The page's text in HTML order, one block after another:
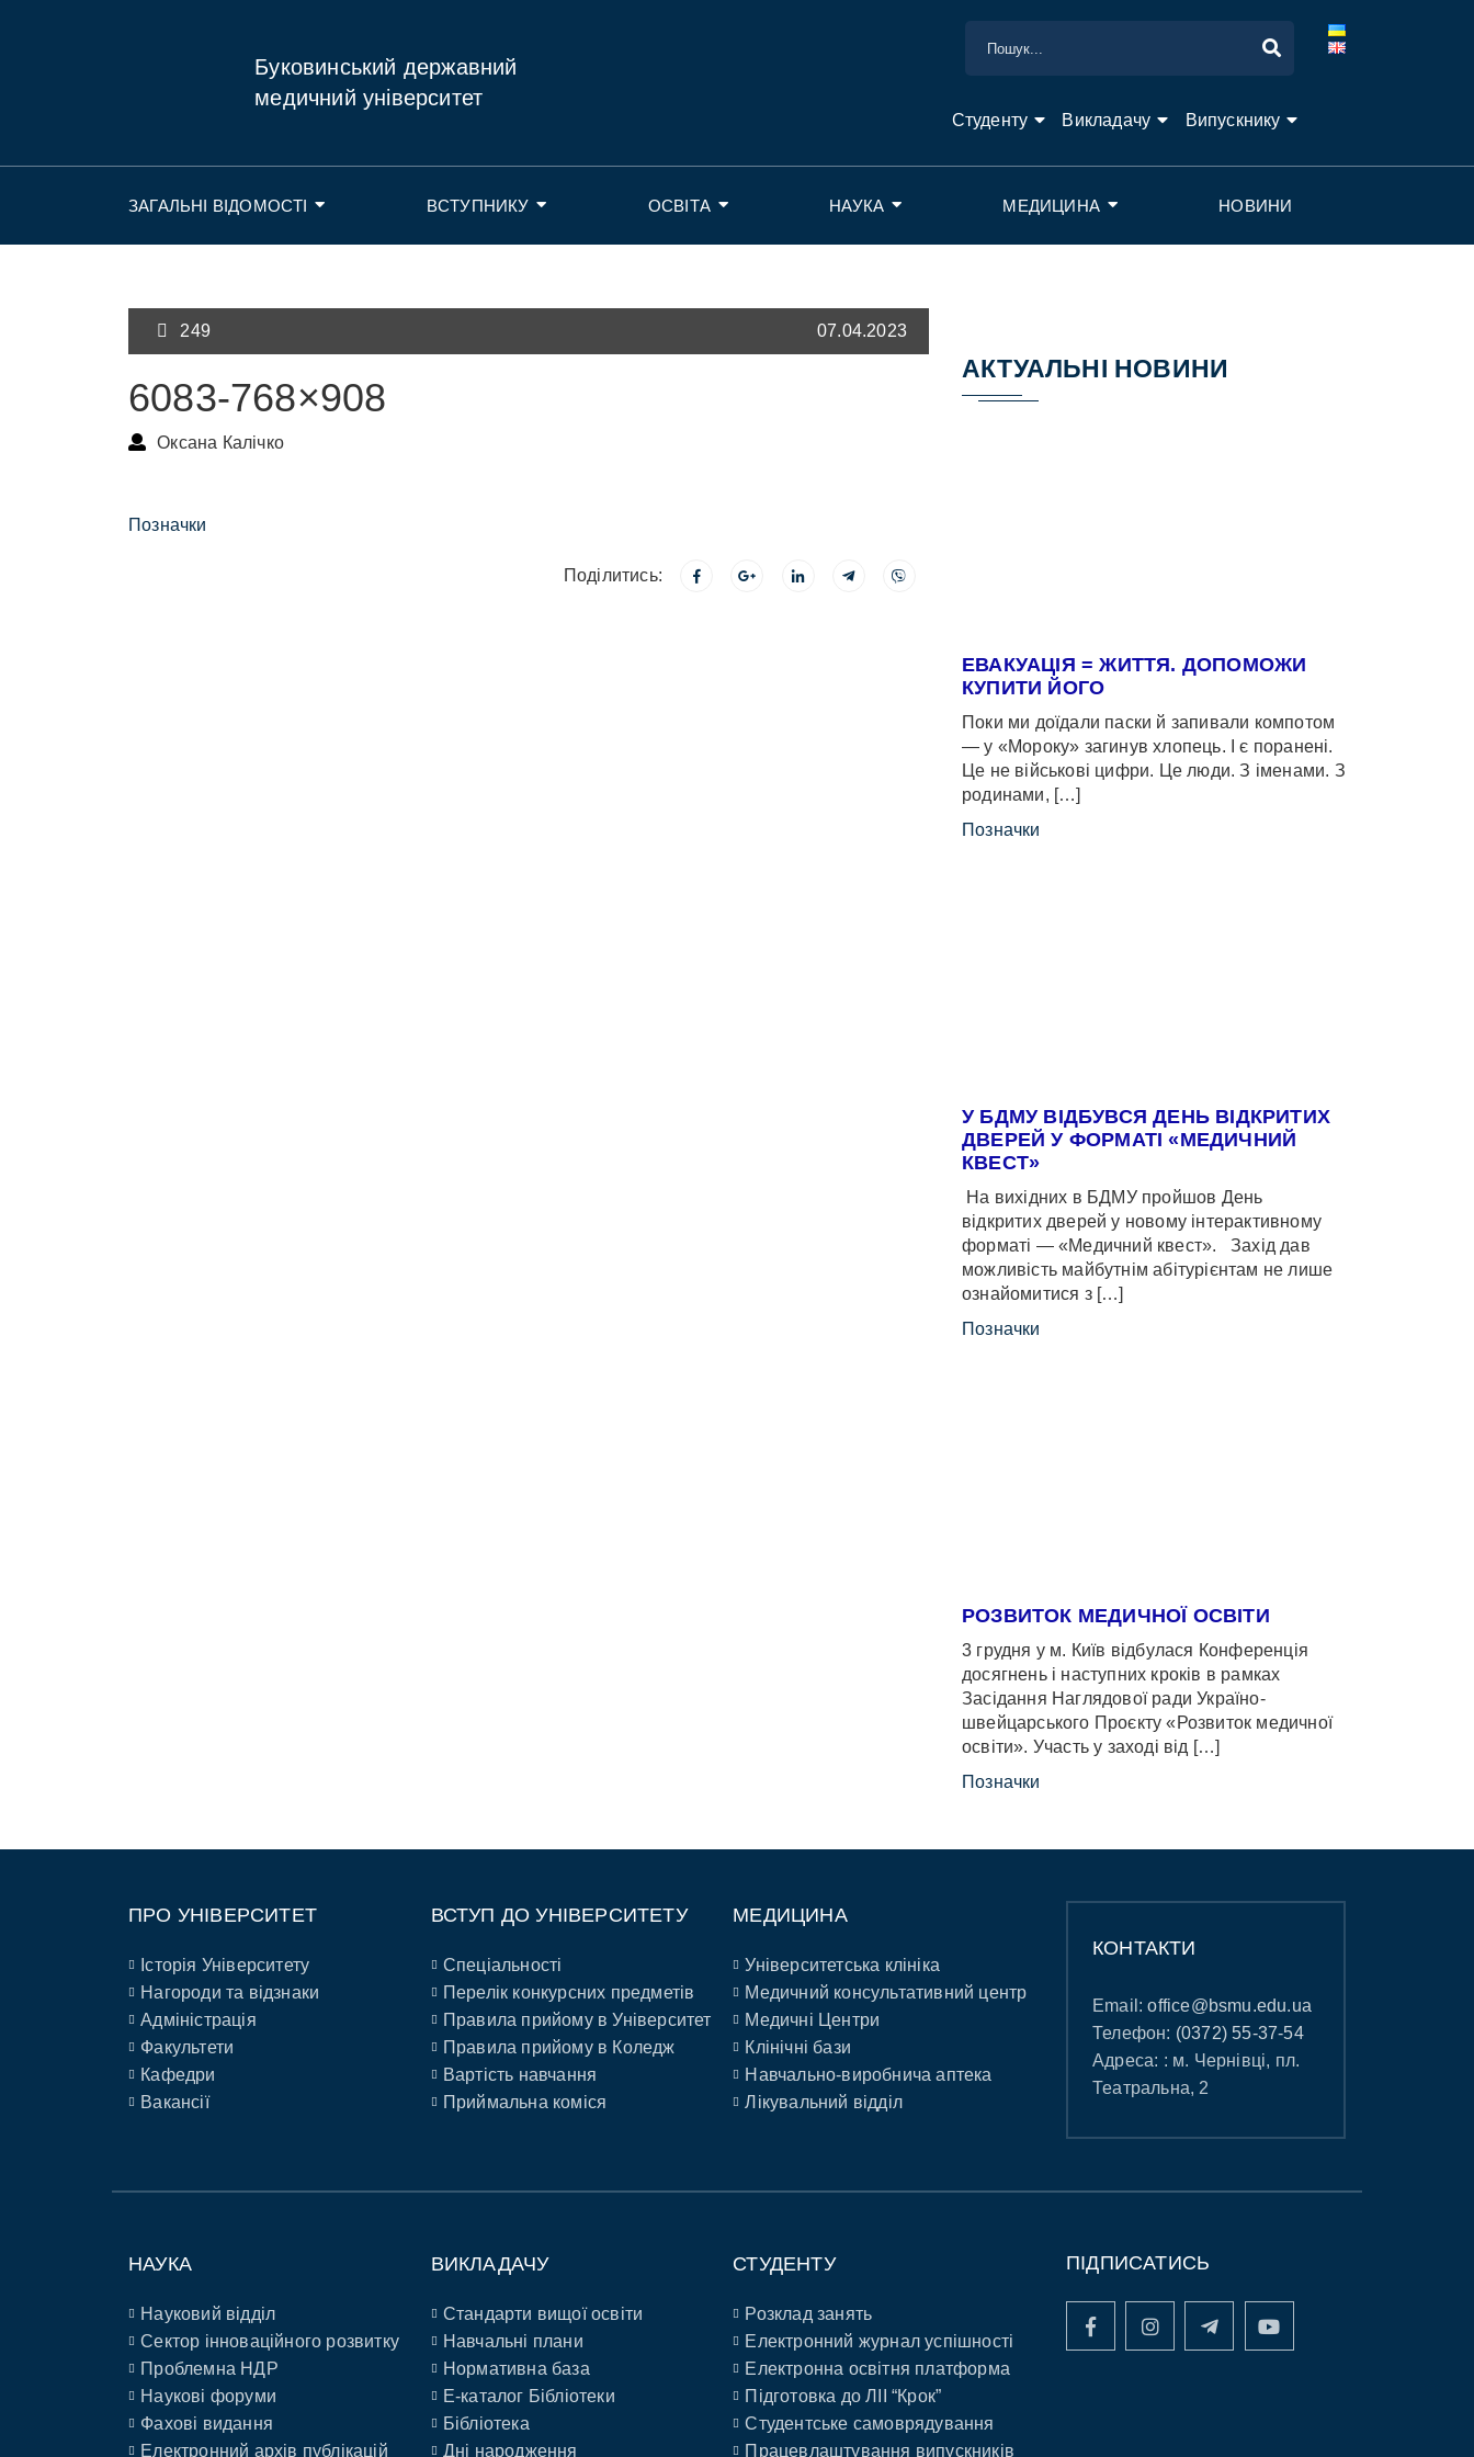
Буковинський державний
медичний університет
Студенту Викладачу Випускнику
ЗАГАЛЬНІ ВІДОМОСТІ ВСТУПНИКУ ОСВІТА НАУКА МЕДИЦИНА НОВИНИ
249 07.04.2023
6083-768×908
Оксана Калічко
Позначки
Поділитись:
АКТУАЛЬНІ НОВИНИ
ЕВАКУАЦІЯ = ЖИТТЯ. ДОПОМОЖИ
КУПИТИ ЙОГО
Поки ми доїдали паски й запивали компотом
— у «Мороку» загинув хлопець. І є поранені.
Це не військові цифри. Це люди. З іменами. З
родинами, […]
Позначки
У БДМУ ВІДБУВСЯ ДЕНЬ ВІДКРИТИХ
ДВЕРЕЙ У ФОРМАТІ «МЕДИЧНИЙ
КВЕСТ»
На вихідних в БДМУ пройшов День
відкритих дверей у новому інтерактивному
форматі — «Медичний квест». Захід дав
можливість майбутнім абітурієнтам не лише
ознайомитися з […]
Позначки
РОЗВИТОК МЕДИЧНОЇ ОСВІТИ
3 грудня у м. Київ відбулася Конференція
досягнень і наступних кроків в рамках
Засідання Наглядової ради Україно-
швейцарського Проєкту «Розвиток медичної
освіти». Участь у заході від […]
Позначки
ПРО УНІВЕРСИТЕТ
Історія Університету
Нагороди та відзнаки
Адміністрація
Факультети
Кафедри
Вакансії
ВСТУП ДО УНІВЕРСИТЕТУ
Спеціальності
Перелік конкурсних предметів
Правила прийому в Університет
Правила прийому в Коледж
Вартість навчання
Приймальна коміся
МЕДИЦИНА
Університетська клініка
Медичний консультативний центр
Медичні Центри
Клінічні бази
Навчально-виробнича аптека
Лікувальний відділ
КОНТАКТИ
Email:office@bsmu.edu.ua
Телефон: (0372) 55-37-54
Адреса: : м. Чернівці, пл.
Театральна, 2
НАУКА
Науковий відділ
Сектор інноваційного розвитку
Проблемна НДР
Наукові форуми
Фахові видання
Електронний архів публікацій
ВИКЛАДАЧУ
Стандарти вищої освіти
Навчальні плани
Нормативна база
E-каталог Бібліотеки
Бібліотека
Дні народження
СТУДЕНТУ
Розклад занять
Електронний журнал успішності
Електронна освітня платформа
Підготовка до ЛІІ “Крок”
Студентське самоврядування
Працевлаштування випускників
ПІДПИСАТИСЬ